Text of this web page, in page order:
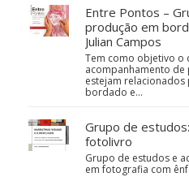
Entre Pontos –
produção em
Julian Campos
Tem como objetivo o
acompanhamento
estejam
bordado e…
Grupo de
fotolivro
Grupo de estudos e
em fotografia com